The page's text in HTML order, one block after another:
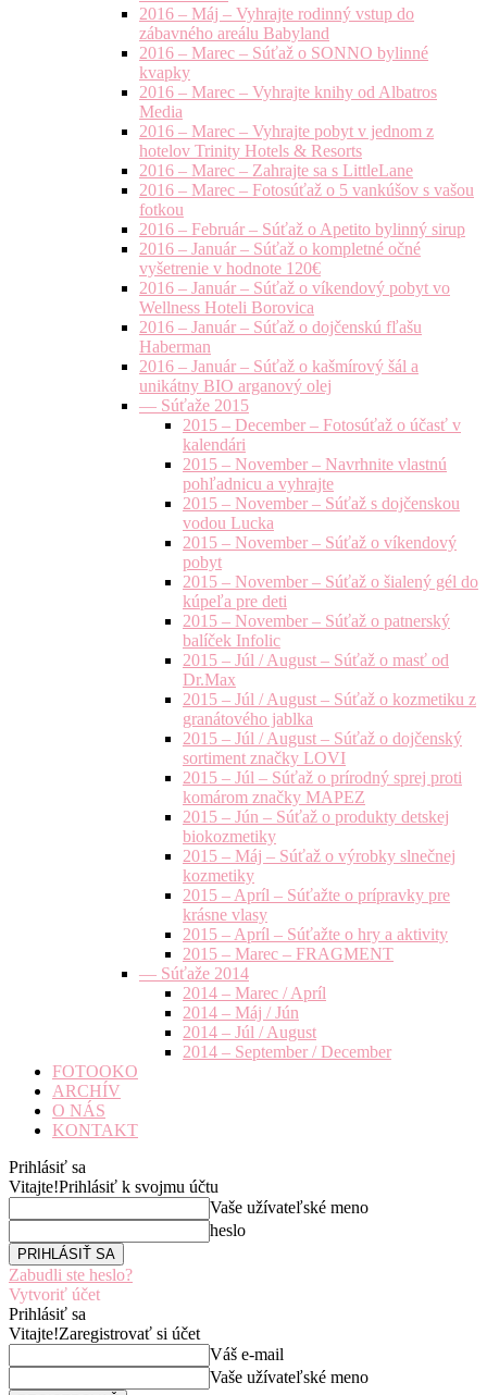
2016 – Máj – Vyhrajte rodinný vstup do
zábavného areálu Babyland
2016 – Marec – Súťaž o SONNO bylinné
kvapky
2016 – Marec – Vyhrajte knihy od Albatros
Media
2016 – Marec – Vyhrajte pobyt v jednom z
hotelov Trinity Hotels & Resorts
2016 – Marec – Zahrajte sa s LittleLane
2016 – Marec – Fotosúťaž o 5 vankúšov s vašou
fotkou
2016 – Február – Súťaž o Apetito bylinný sirup
2016 – Január – Súťaž o kompletné očné
vyšetrenie v hodnote 120€
2016 – Január – Súťaž o víkendový pobyt vo
Wellness Hoteli Borovica
2016 – Január – Súťaž o dojčenskú fľašu
Haberman
2016 – Január – Súťaž o kašmírový šál a
unikátny BIO arganový olej
— Súťaže 2015
2015 – December – Fotosúťaž o účasť v
kalendári
2015 – November – Navrhnite vlastnú
pohľadnicu a vyhrajte
2015 – November – Súťaž s dojčenskou
vodou Lucka
2015 – November – Súťaž o víkendový
pobyt
2015 – November – Súťaž o šialený gél do
kúpeľa pre deti
2015 – November – Súťaž o patnerský
balíček Infolic
2015 – Júl / August – Súťaž o masť od
Dr.Max
2015 – Júl / August – Súťaž o kozmetiku z
granátového jablka
2015 – Júl / August – Súťaž o dojčenský
sortiment značky LOVI
2015 – Júl – Súťaž o prírodný sprej proti
komárom značky MAPEZ
2015 – Jún – Súťaž o produkty detskej
biokozmetiky
2015 – Máj – Súťaž o výrobky slnečnej
kozmetiky
2015 – Apríl – Súťažte o prípravky pre
krásne vlasy
2015 – Apríl – Súťažte o hry a aktivity
2015 – Marec – FRAGMENT
— Súťaže 2014
2014 – Marec / Apríl
2014 – Máj / Jún
2014 – Júl / August
2014 – September / December
FOTOOKO
ARCHÍV
O NÁS
KONTAKT
Prihlásiť sa
Vitajte!Prihlásiť k svojmu účtu
Vaše užívateľské meno
heslo
Zabudli ste heslo?
Vytvoriť účet
Prihlásiť sa
Vitajte!Zaregistrovať si účet
Váš e-mail
Vaše užívateľské meno